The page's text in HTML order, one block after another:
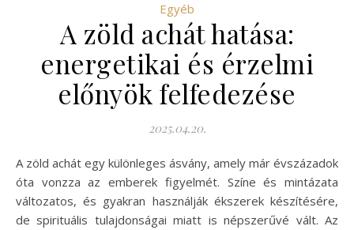
Egyéb
A zöld achát hatása:
energetikai és érzelmi
előnyök felfedezése
2025.04.20.
A zöld achát egy különleges ásvány, amely már évszázadok
óta vonzza az emberek figyelmét. Színe és mintázata
változatos, és gyakran használják ékszerek készítésére,
de spirituális tulajdonságai miatt is népszerűvé vált. Az